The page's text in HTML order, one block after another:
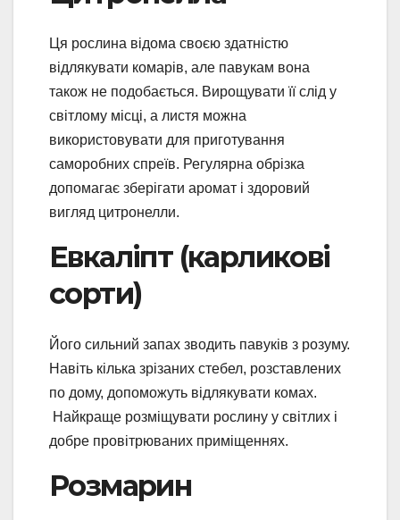
Ця рослина відома своєю здатністю
відлякувати комарів, але павукам вона
також не подобається. Вирощувати її слід у
світлому місці, а листя можна
використовувати для приготування
саморобних спреїв. Регулярна обрізка
допомагає зберігати аромат і здоровий
вигляд цитронелли.
Евкаліпт (карликові
сорти)
Його сильний запах зводить павуків з розуму.
Навіть кілька зрізаних стебел, розставлених
по дому, допоможуть відлякувати комах.
Найкраще розміщувати рослину у світлих і
добре провітрюваних приміщеннях.
Розмарин